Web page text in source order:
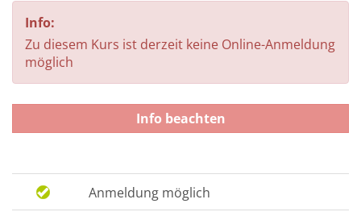
Info:
Zu diesem Kurs ist derzeit keine Online-Anmeldung
möglich
Info beachten
Anmeldung möglich